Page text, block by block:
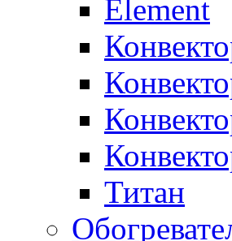
Element
Титан